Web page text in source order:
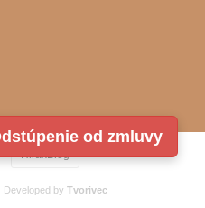
od zmluvy
HiraxBlog
Developed by Tvorivec